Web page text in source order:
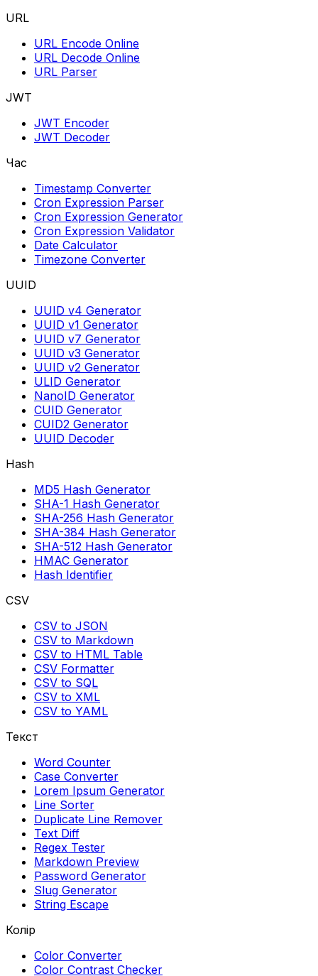
URL
URL Encode Online
URL Decode Online
URL Parser
JWT
JWT Encoder
JWT Decoder
Час
Timestamp Converter
Cron Expression Parser
Cron Expression Generator
Cron Expression Validator
Date Calculator
Timezone Converter
UUID
UUID v4 Generator
UUID v1 Generator
UUID v7 Generator
UUID v3 Generator
UUID v2 Generator
ULID Generator
NanoID Generator
CUID Generator
CUID2 Generator
UUID Decoder
Hash
MD5 Hash Generator
SHA-1 Hash Generator
SHA-256 Hash Generator
SHA-384 Hash Generator
SHA-512 Hash Generator
HMAC Generator
Hash Identifier
CSV
CSV to JSON
CSV to Markdown
CSV to HTML Table
CSV Formatter
CSV to SQL
CSV to XML
CSV to YAML
Текст
Word Counter
Case Converter
Lorem Ipsum Generator
Line Sorter
Duplicate Line Remover
Text Diff
Regex Tester
Markdown Preview
Password Generator
Slug Generator
String Escape
Колір
Color Converter
Color Contrast Checker